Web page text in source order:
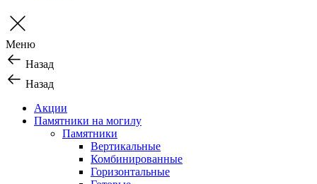
Меню
Назад
Назад
Акции
Памятники на могилу
Памятники
Вертикальные
Комбинированные
Горизонтальные